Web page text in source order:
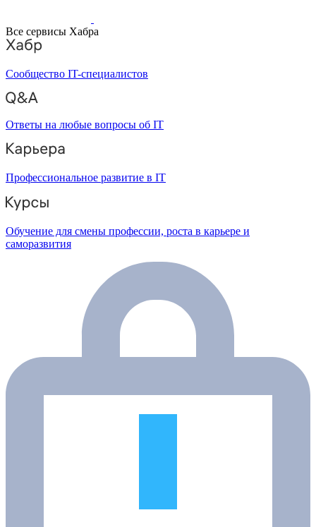
Все сервисы Хабра
Сообщество IT-специалистов
Ответы на любые вопросы об IT
Профессиональное развитие в IT
Обучение для смены профессии, роста в карьере и
саморазвития